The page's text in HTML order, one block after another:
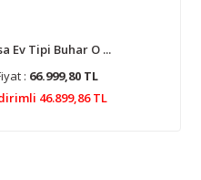
Ev Tipi Buhar O ...
: 66.999,80 TL
46.899,86 TL